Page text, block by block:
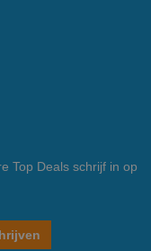
Top Deals schrijf in op